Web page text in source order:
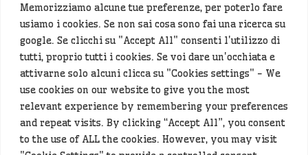
Memorizziamo alcune tue preferenze, per poterlo fare
usiamo i cookies. Se non sai cosa sono fai una ricerca su
google. Se clicchi su "Accept All" consenti l'utilizzo di
tutti, proprio tutti i cookies. Se voi dare un'occhiata e
attivarne solo alcuni clicca su "Cookies settings" - We
use cookies on our website to give you the most
relevant experience by remembering your preferences
and repeat visits. By clicking “Accept All”, you consent
to the use of ALL the cookies. However, you may visit
Siamo attenti a non violare copyright e diritti
d’immagine. Se un contenuto è di tua proprietà e vuoi
richiederne la rimozionediccelo(<- clicca per inviarci un
messaggio).
Alcuni articoli sono generati in bozza rielaborando, con
l'intelligenza artificiale generativa, contenuti
provenienti da fonti istituzionali e altri siti di interesse
locale. Prima della pubblicazioni l'articolo viene